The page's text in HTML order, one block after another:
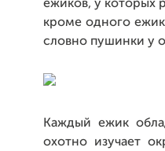
ежиков, у которых
кроме одного
словно пушинки у
Каждый ежик
охотно изучает